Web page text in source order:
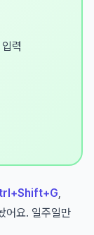
입력
,
어요. 일주일만